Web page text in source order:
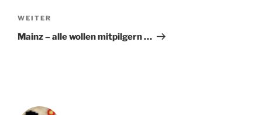
Nächster
Beitrag
WEITER
Mainz – alle wollen mitpilgern …